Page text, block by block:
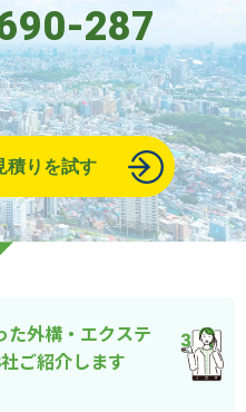
287
積りを試す
た外構・エクステ
ご紹介します